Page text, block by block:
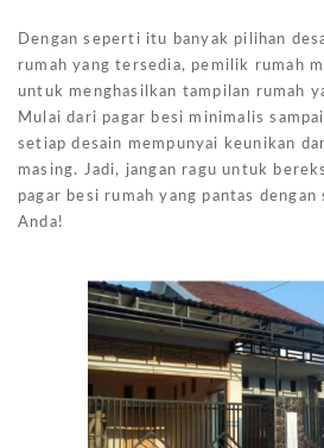
Dengan seperti itu banyak pilihan
rumah yang tersedia, pemilik rumah
untuk menghasilkan tampilan rumah
Mulai dari pagar besi minimalis
setiap desain mempunyai keunikan
masing. Jadi, jangan ragu untuk
pagar besi rumah yang pantas dengan
Anda!